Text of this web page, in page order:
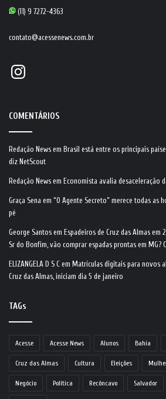
(11) 9 7272-4363
contato@acessenews.com.br
Instagram
COMENTÁRIOS
Redação News em Brasil está entre os principais
diz NetScout
Redação News em Economista avalia desaceleração
Graça Sena em “O Agente Secreto” merece todas as
pé
George Santos em Espadeiros de Cruz das Almas
Sr do Bonfim, vão comprar espadas prontas em
ELIZANGELA D S C em Matrículas digitais para novos
Cruz das Almas, iniciam dia 5 de janeiro
TAGs
Acesse Acesse News Alunos Bahia
Cruz das Almas Cultura Eleições
Negócio Política Recôncavo Salvador